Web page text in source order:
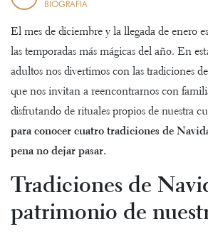
BIOGRAFIA
El mes de diciembre y la llegada de enero
las temporadas más mágicas del año. En
adultos nos divertimos con las tradiciones
que nos invitan a reencontrarnos con
disfrutando de rituales propios de nuestra
para conocer cuatro tradiciones de
pena no dejar pasar.
Tradiciones de
patrimonio de